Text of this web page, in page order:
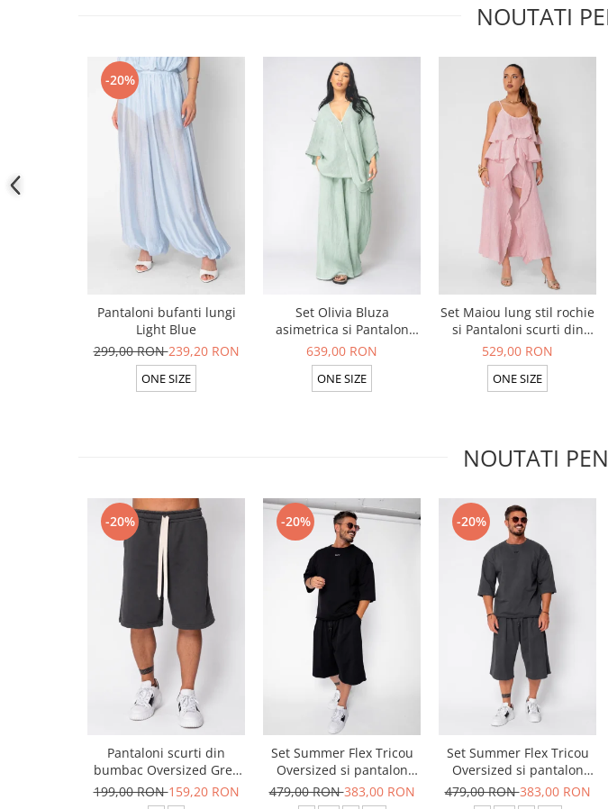
NOUTATI
-20%
Pantaloni bufanti lungi
Light Blue
299,00 RON239,20 RON
ONE SIZE
Set Olivia Bluza
asimetrica si Pantalon
lung din 100% in Light
Olive
639,00 RON
ONE SIZE
Set Maiou lung stil rochie
si Pantaloni scurti din
100% in Rose
529,00 RON
ONE SIZE
NOUTATI
-20%
Pantaloni scurti din
bumbac Oversized Grey
Anthracite
199,00 RON159,20 RON
-20%
Set Summer Flex Tricou
Oversized si pantalon
scurt Baggy Black
479,00 RON383,00 RON
-20%
Set Summer Flex Tricou
Oversized si pantalon
scurt Baggy Grey
Anthracite
479,00 RON383,00 RON